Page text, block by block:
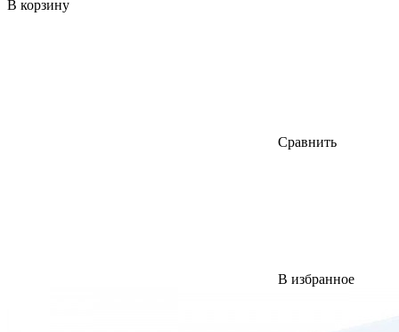
В корзину
Сравнить
В избранное